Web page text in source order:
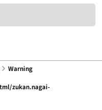
Warning
zukan.nagai-